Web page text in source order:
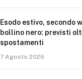
Esodo estivo, secondo
bollino nero: previsti
spostamenti
7 Agosto 2026